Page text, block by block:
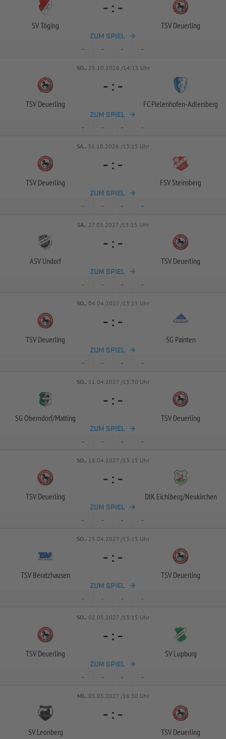
SV Töging
- : -
TSV Deuerling
ZUM SPIEL
- - - -
SO.. 25.10.2026 /14:15 Uhr
TSV Deuerling
- : -
FC Pielenhofen-Adlersberg
ZUM SPIEL
- - - -
SA.. 31.10.2026 /13:15 Uhr
TSV Deuerling
- : -
FSV Steinsberg
ZUM SPIEL
- - - -
SA.. 27.03.2027 /13:15 Uhr
ASV Undorf
- : -
TSV Deuerling
ZUM SPIEL
- - - -
SO.. 04.04.2027 /13:15 Uhr
TSV Deuerling
- : -
SG Painten
ZUM SPIEL
- - - -
SO.. 11.04.2027 /13:30 Uhr
SG Oberndorf/Matting
- : -
TSV Deuerling
ZUM SPIEL
- - - -
SO.. 18.04.2027 /13:15 Uhr
TSV Deuerling
- : -
DJK Eichlberg/Neukirchen
ZUM SPIEL
- - - -
SO.. 25.04.2027 /13:15 Uhr
TSV Beratzhausen
- : -
TSV Deuerling
ZUM SPIEL
- - - -
SO.. 02.05.2027 /13:15 Uhr
TSV Deuerling
- : -
SV Lupburg
ZUM SPIEL
- - - -
MI.. 05.05.2027 /16:30 Uhr
SV Leonberg
- : -
TSV Deuerling